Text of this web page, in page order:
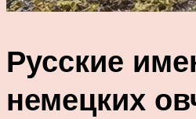
Русские
немецких